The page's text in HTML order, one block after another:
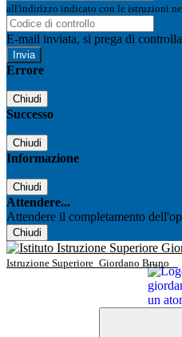
all'indirizzo indicato con le istruzioni
E-mail inviata, si prega di
Errore
Chiudi
Successo
Chiudi
Informazione
Chiudi
Attendere...
Attendere il completamento
Chiudi
Istruzione Superiore Giordano Bruno